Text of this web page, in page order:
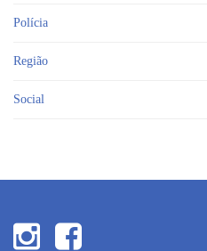
Polícia
Região
Social